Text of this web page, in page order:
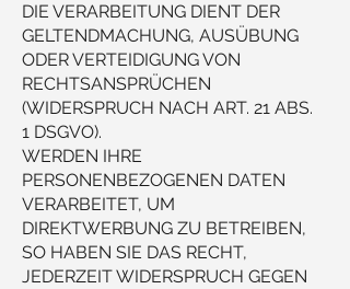
DIE VERARBEITUNG DIENT DER
GELTENDMACHUNG, AUSÜBUNG
ODER VERTEIDIGUNG VON
RECHTSANSPRÜCHEN
(WIDERSPRUCH NACH ART. 21 ABS.
1 DSGVO).
WERDEN IHRE
PERSONENBEZOGENEN DATEN
VERARBEITET, UM
DIREKTWERBUNG ZU BETREIBEN,
SO HABEN SIE DAS RECHT,
JEDERZEIT WIDERSPRUCH GEGEN